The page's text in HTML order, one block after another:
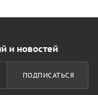
и новостей
ПОДПИСАТЬСЯ